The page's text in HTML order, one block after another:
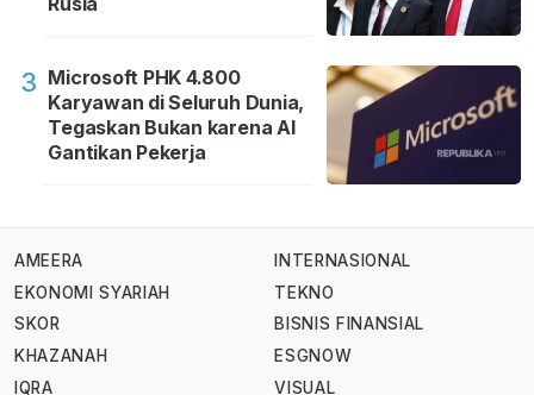
3 Microsoft PHK 4.800
Karyawan di Seluruh Dunia,
Tegaskan Bukan karena AI
Gantikan Pekerja
AMEERA
EKONOMI SYARIAH
SKOR
KHAZANAH
IQRA
INTERNASIONAL
TEKNO
BISNIS FINANSIAL
ESGNOW
VISUAL